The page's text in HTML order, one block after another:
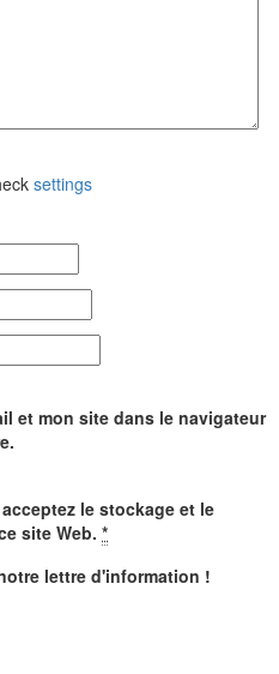
settings
et mon site dans le navigateur
le stockage et le
site Web. *
lettre d'information !